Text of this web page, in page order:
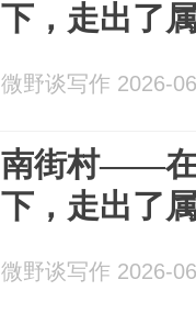
下，走出了
微野谈写作 2026-
南街村——在
下，走出了
微野谈写作 2026-